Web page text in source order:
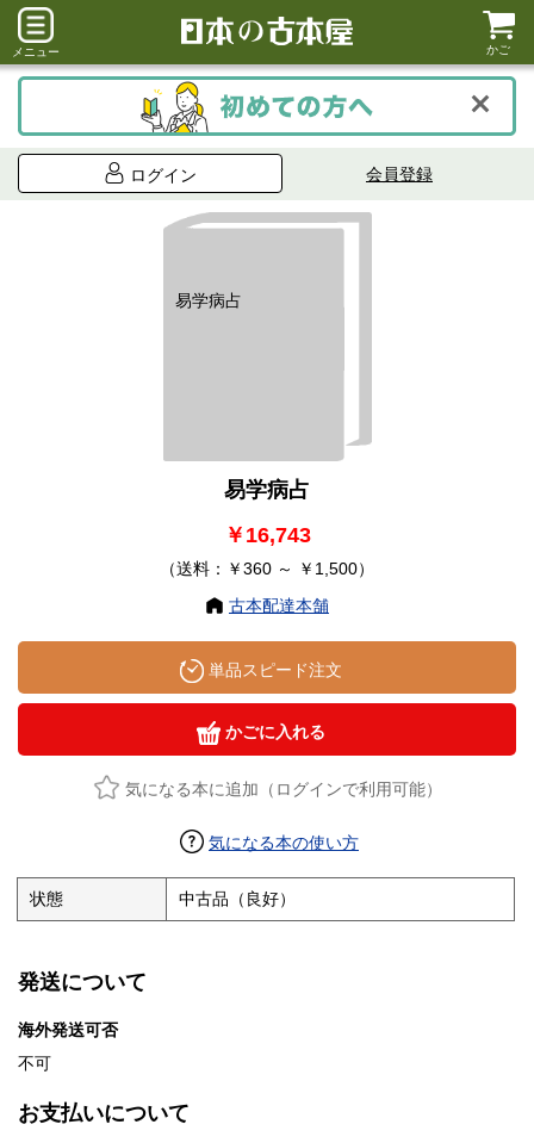
メニュー かご
ログイン 会員登録
易学病占
易学病占
￥16,743
（送料：￥360 ～ ￥1,500）
古本配達本舗
単品スピード注文
かごに入れる
気になる本に追加（ログインで利用可能）
気になる本の使い方
状態 中古品（良好）
発送について
海外発送可否
不可
お支払いについて